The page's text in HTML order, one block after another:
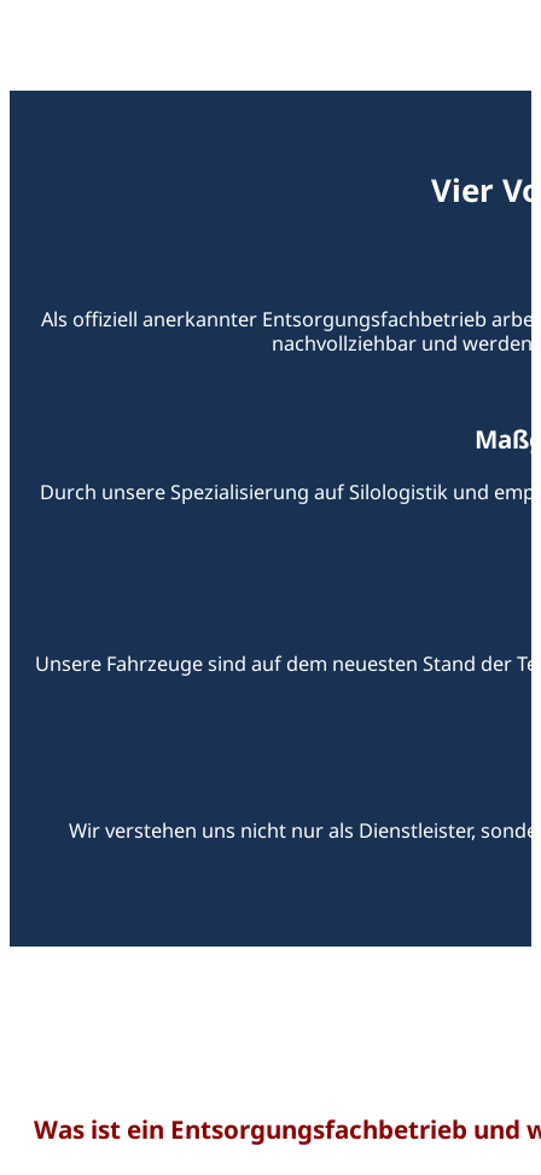
Vier
Als offiziell anerkannter Entsorgungsfachbetrieb
nachvollziehbar und
Durch unsere Spezialisierung auf Silologistik und
Unsere Fahrzeuge sind auf dem neuesten Stand der
Wir verstehen uns nicht nur als Dienstleister,
Was ist ein Entsorgungsfachbetrieb und